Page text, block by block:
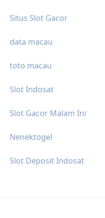
Situs Slot Gacor
data macau
toto macau
Slot Indosat
Slot Gacor Malam Ini
Nenektogel
Slot Deposit Indosat